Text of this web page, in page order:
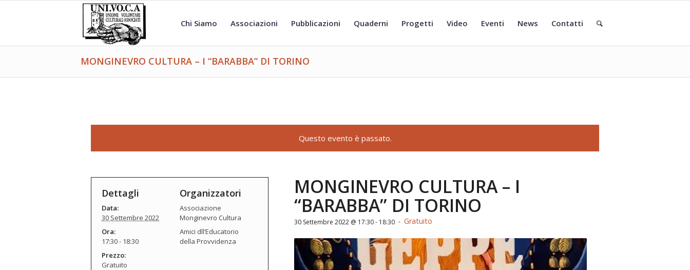
Chi Siamo Associazioni Pubblicazioni Quaderni Progetti Video Eventi News Contatti
MONGINEVRO CULTURA – I “BARABBA” DI TORINO
Questo evento è passato.
MONGINEVRO CULTURA – I
“BARABBA” DI TORINO
30 Settembre 2022 @ 17:30- 18:30 - Gratuito
Dettagli
Data:
30 Settembre 2022
Ora:
17:30 - 18:30
Prezzo:
Gratuito
Organizzatori
Associazione
Monginevro Cultura
Amici dll’Educatorio
della Provvidenza